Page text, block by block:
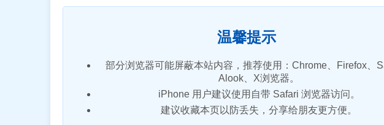
温馨提示
部分浏览器可能屏蔽本站内容，推荐使用：Chrome、Firefox、
Alook、X浏览器。
iPhone 用户建议使用自带 Safari 浏览器访问。
建议收藏本页以防丢失，分享给朋友更方便。